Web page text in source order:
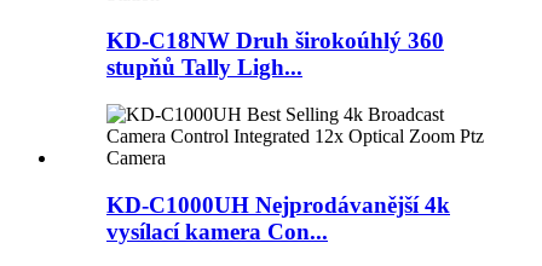
KD-C18NW Druh širokoúhlý 360
stupňů Tally Ligh...
KD-C1000UH Nejprodávanější 4k
vysílací kamera Con...